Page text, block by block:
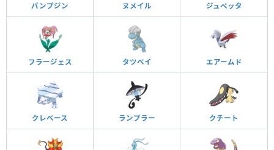
パンプジン ヌメイル ジュペッタ
フラージェス タツベイ エアームド
クレベース ランプラー クチート